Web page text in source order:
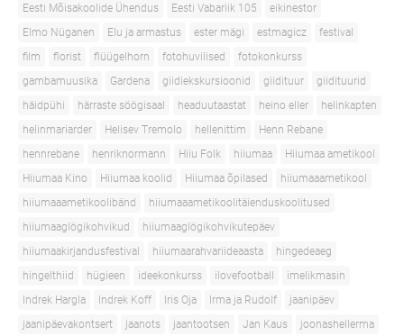
Eesti Mõisakoolide Ühendus
Eesti Vabariik 105
eikinestor
Elmo Nüganen
Elu ja armastus ester mägi estmagicz
festival
film
florist flüügelhorn fotohuvilised
fotokonkurss
gambamuusika
Gardena giidiekskursioonid giidituur
giidituurid
häidpühi
härraste söögisaal headuutaastat heino eller
helinkapten
helinmariarder
Helisev Tremolo hellenittim
Henn Rebane
hennrebane
henriknormann Hiiu Folk hiiumaa
Hiiumaa ametikool
Hiiumaa Kino
Hiiumaa koolid Hiiumaa õpilased
hiiumaaametikool
hiiumaaametikoolibänd
hiiumaaametikoolitäienduskoolitused
hiiumaaglögikohvikud
hiiumaaglögikohvikutepäev
hiiumaakirjandusfestival
hiiumaarahvariideaasta
hingedeaeg
hingelthiid
hügieen ideekonkurss ilovefootball
imelikmasin
Indrek Hargla
Indrek Koff Iris Oja Irma ja Rudolf
jaanipäev
jaanipäevakontsert
jaanots jaantootsen Jan Kaus
joonashellerma